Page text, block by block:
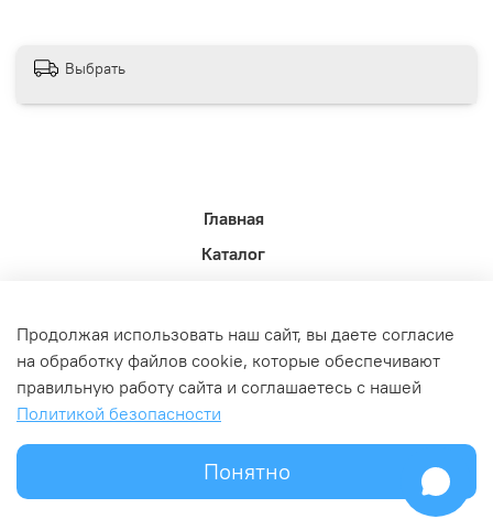
Выбрать
Главная
Каталог
Доставка
Политика возврата
Связь с администрацией
Оферта и политика конфедициальности
Продолжая использовать наш сайт, вы даете согласие
на обработку файлов cookie, которые обеспечивают
правильную работу сайта и соглашаетесь с нашей
Политикой безопасности
Понятно